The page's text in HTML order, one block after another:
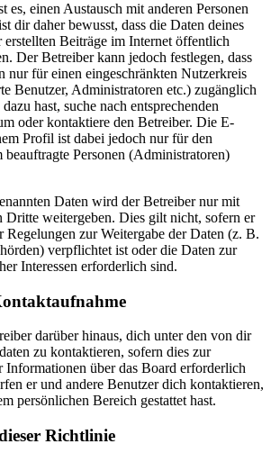
es, einen Austausch mit anderen Personen
dir daher bewusst, dass die Daten deines
Beiträge im Internet öffentlich
Der Betreiber kann jedoch festlegen, dass
nur für einen eingeschränkten Nutzerkreis
Benutzer, Administratoren etc.) zugänglich
hast, suche nach entsprechenden
oder kontaktiere den Betreiber. Die E-
Profil ist dabei jedoch nur für den
Personen (Administratoren)
Daten wird der Betreiber nur mit
Dritte weitergeben. Dies gilt nicht, sofern er
Regelungen zur Weitergabe der Daten (z. B.
verpflichtet ist oder die Daten zur
Interessen erforderlich sind.
darüber hinaus, dich unter den von dir
zu kontaktieren, sofern dies zur
Informationen über das Board erforderlich
er und andere Benutzer dich kontaktieren,
persönlichen Bereich gestattet hast.
Richtlinie